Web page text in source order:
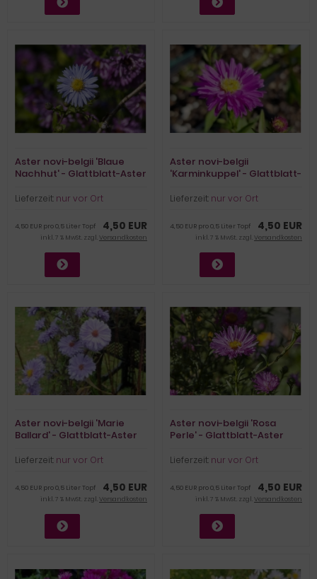
Aster novi-belgii 'Blaue
Nachhut' - Glattblatt-Aster
Lieferzeit: nur vor Ort
4,50 EUR
4,50 EUR pro 0,5 Liter Topf
inkl. 7 % MwSt. zzgl.Versandkosten
Aster novi-belgii
'Karminkuppel' - Glattblatt-
Lieferzeit: nur vor Ort
4,50 EUR
4,50 EUR pro 0,5 Liter Topf
inkl. 7 % MwSt. zzgl.Versandkosten
Aster novi-belgii 'Marie
Ballard' - Glattblatt-Aster
Lieferzeit: nur vor Ort
4,50 EUR
4,50 EUR pro 0,5 Liter Topf
inkl. 7 % MwSt. zzgl.Versandkosten
Aster novi-belgii 'Rosa
Perle' - Glattblatt-Aster
Lieferzeit: nur vor Ort
4,50 EUR
4,50 EUR pro 0,5 Liter Topf
inkl. 7 % MwSt. zzgl.Versandkosten